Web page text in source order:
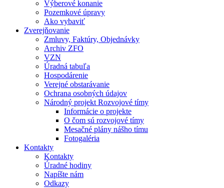
Výberové konanie
Pozemkové úpravy
Ako vybaviť
Zverejňovanie
Zmluvy, Faktúry, Objednávky
Archiv ZFO
VZN
Úradná tabuľa
Hospodárenie
Verejné obstarávanie
Ochrana osobných údajov
Národný projekt Rozvojové tímy
Informácie o projekte
O čom sú rozvojové tímy
Mesačné plány nášho tímu
Fotogaléria
Kontakty
Kontakty
Úradné hodiny
Napíšte nám
Odkazy